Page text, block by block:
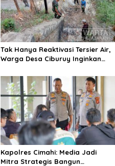
Tak Hanya Reaktivasi Tersier Air,
Warga Desa Ciburuy Inginkan
Kapolres Cimahi: Media Jadi
Mitra Strategis Bangun